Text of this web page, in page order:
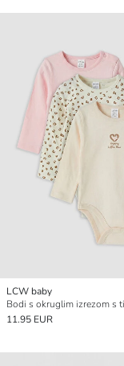
LCW baby
11.95 EUR